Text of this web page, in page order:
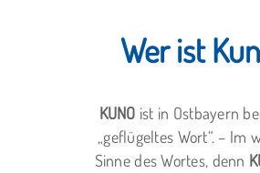
Wer ist
KUNO ist in Ostbayern
„geflügeltes Wort“. – Im
Sinne des Wortes, denn